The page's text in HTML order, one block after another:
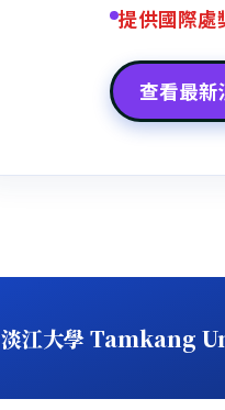
提供國際處
查看最新
淡江大學 Tamkang